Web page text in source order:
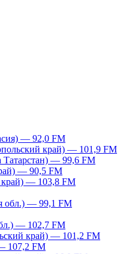
— 92,0 FM
край) — 101,9 FM
Татарстан) — 99,6 FM
— 90,5 FM
край) — 103,8 FM
обл.) — 99,1 FM
— 102,7 FM
край) — 101,2 FM
107,2 FM